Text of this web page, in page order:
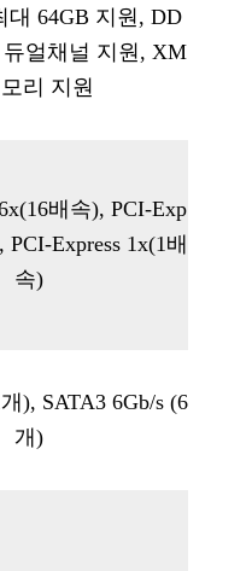
64GB 지원, DD
듀얼채널 지원, XM
리 지원
배속), PCI-Exp
PCI-Express 1x(1배
속)
), SATA3 6Gb/s (6
개)